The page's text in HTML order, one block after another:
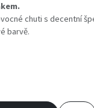
chuti s decentní
barvě.